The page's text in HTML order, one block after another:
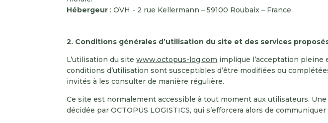
Hébergeur : OVH ­- 2 rue Kellermann – 59100 Roubaix – France
2. Conditions générales d’utilisation du site et des services
L’utilisation du sitewww.octopus-log.com implique l’acceptation pleine
conditions d’utilisation sont susceptibles d’être modifiées ou
invités à les consulter de manière régulière.
Ce site est normalement accessible à tout moment aux utilisateurs.
décidée par OCTOPUS LOGISTICS, qui s’efforcera alors de